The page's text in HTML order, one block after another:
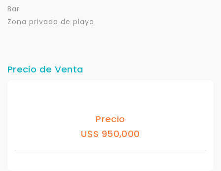
Bar
Zona privada de playa
Precio de Venta
Precio
U$S 950,000